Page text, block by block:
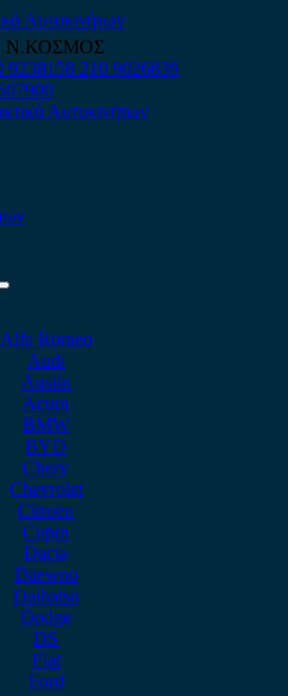
Ν.ΚΟΣΜΟΣ
9238158 210 9026839
Alfa Romeo
Audi
Austin
Acura
BMW
BYD
Chery
Chevrolet
Citroen
Cupra
Dacia
Daewoo
Daihatsu
Dodge
DS
Fiat
Ford